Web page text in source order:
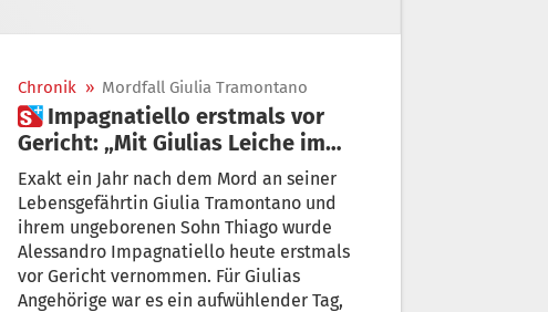
Chronik » Mordfall Giulia Tramontano
 Impagnatiello erstmals vor
Gericht: „Mit Giulias Leiche im
Auto zum Mittagessen“
Exakt ein Jahr nach dem Mord an seiner
Lebensgefährtin Giulia Tramontano und
ihrem ungeborenen Sohn Thiago wurde
Alessandro Impagnatiello heute erstmals
vor Gericht vernommen. Für Giulias
Angehörige war es ein aufwühlender Tag,